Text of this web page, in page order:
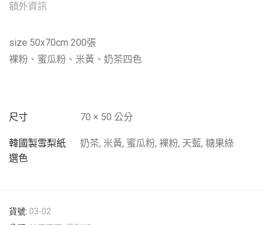
額外資訊
size 50x70cm 200張
裸粉、蜜瓜粉、米黃、奶茶四色
尺寸 70 × 50 公分
韓國製雪梨紙
選色
奶茶, 米黃, 蜜瓜粉, 裸粉, 天藍, 糖果綠
貨號: 03-02